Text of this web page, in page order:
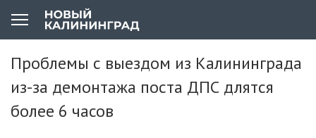
Проблемы с выездом из Калининграда
из-за демонтажа поста ДПС длятся
более 6 часов